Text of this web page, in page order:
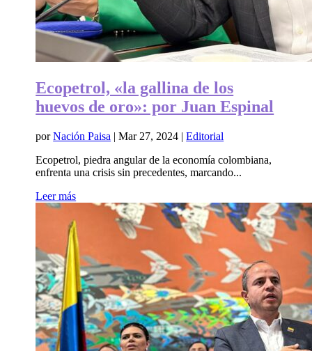
Ecopetrol, «la gallina de los
huevos de oro»: por Juan Espinal
porNación Paisa |Mar 27, 2024 |Editorial
Ecopetrol, piedra angular de la economía colombiana,
enfrenta una crisis sin precedentes, marcando...
Leer más